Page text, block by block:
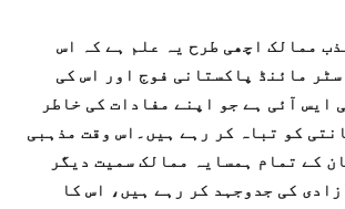
ممالک اچھی طرح یہ علم ہے کہ اس
مائنڈ پاکستانی فوج اور اس کی
ایس آئی ہے جو اپنے مفادات کی خاطر
کو تباہ کر رہے ہیں۔اس وقت مذہبی
کے تمام ہمسایہ ممالک سمیت دیگر
کی جدوجہد کر رہے ہیں، اس کا